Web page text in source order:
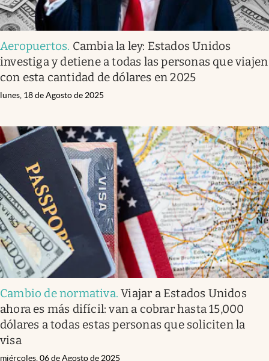
Aeropuertos. Cambia la ley: Estados Unidos
investiga y detiene a todas las personas que viajen
con esta cantidad de dólares en 2025
lunes, 18 de Agosto de 2025
Cambio de normativa.Viajar a Estados Unidos
ahora es más difícil: van a cobrar hasta 15,000
dólares a todas estas personas que soliciten la
visa
miércoles, 06 de Agosto de 2025